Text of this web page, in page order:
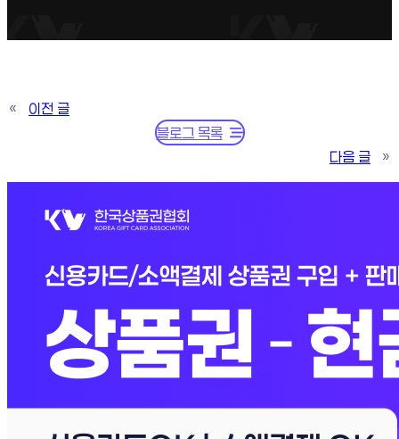
«
이전 글
블로그 목록
다음 글
»